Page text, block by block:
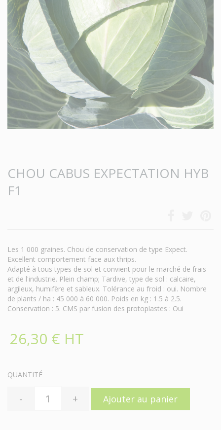
CHOU CABUS EXPECTATION HYB
F1
Les 1 000 graines. Chou de conservation de type Expect.
Excellent comportement face aux thrips.
Adapté à tous types de sol et convient pour le marché de frais
et de l'industrie. Plein champ; Tardive, type de sol : calcaire,
argileux, humifère et sableux. Tolérance au froid : oui. Nombre
de plants / ha : 45 000 à 60 000. Poids en kg : 1.5 à 2.5.
Conservation : 5. CMS par fusion des protoplastes : Oui
26,30 € HT
QUANTITÉ
- + Ajouter au panier